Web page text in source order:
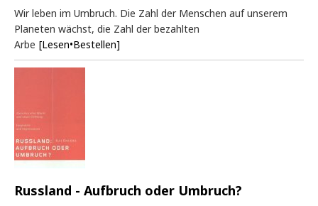
Wir leben im Umbruch. Die Zahl der Menschen auf unserem
Planeten wächst, die Zahl der bezahlten
Arbe [Lesen•Bestellen]
Russland - Aufbruch oder Umbruch?